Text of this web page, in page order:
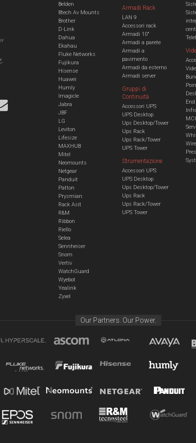
Belden
Btech Av Mounts
Brother
D-Link
Dahua
Ekahau
Fluke Networks
Fujikura
Hisense
Huawei
Humly
Imagicle
Jabra
JBF
LG
Leviton
Lifesize
MAXHUB
Mitel
Neomounts
Netgear
Panduit
Patton
Prysmian
Rack Asit
R&M
Ribbon
Riello
Selea
Sennheiser
Snom
Vertiv
WatchGuard
Wyebot
Yealink
Zyxel
Armadi Rack
LAN 9
Accessori rack
Armadi 10"
Armadi a parete
Armadi a
pavimento
Armadi da esterno
Armadi server
Gruppi di
Continuità
Accessori UPS
UPS Desktop
Ups Desktop/Tower
Ups Rack
Ups Rack/Tower
UPS Tower
Strumentazione
Accessori UPS
UPS Desktop
Ups Desktop/Tower
Ups Rack
Ups Rack/Tower
UPS Tower